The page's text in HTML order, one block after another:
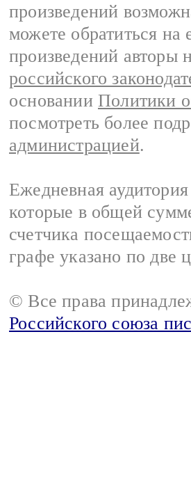
произведений
можете обратиться на
произведений авторы
российского
основании Политики
посмотреть более
администрацией.
Ежедневная
которые в общей
счетчика
графе указано по две
© Все права
Российского союза